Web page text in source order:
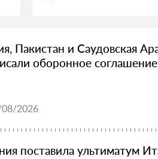
Пакистан и Саудовская
оборонное соглашение
2026
поставила ультиматум